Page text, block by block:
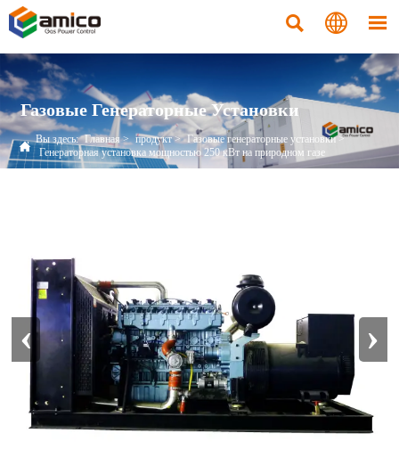
  
Газовые Генераторные Установки
 Вы здесь: Главная> продукт> Газовые генераторные установки>
Генераторная установка мощностью 250 кВт на природном газе
‹ ›